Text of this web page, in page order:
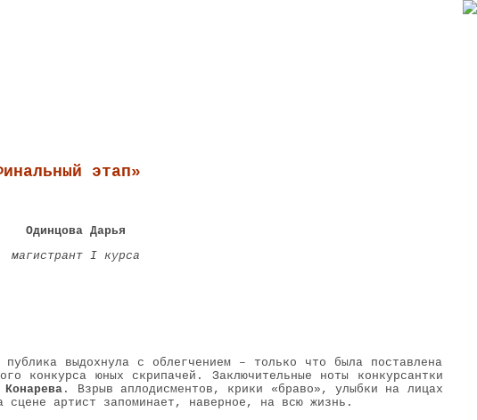
этап»
Одинцова Дарья
магистрант I курса
выдохнула с облегчением – только что была поставлена
конкурса юных скрипачей. Заключительные ноты конкурсантки
Конарева. Взрыв аплодисментов, крики «браво», улыбки на лицах
сцене артист запоминает, наверное, на всю жизнь.